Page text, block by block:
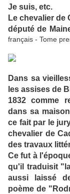
Je suis, etc.
Le chevalier de
député de
français - Tome
Dans sa
les assises de
1832 comme
dans sa
ce fait par le
chevalier de
des travaux
Ce fut à
qu'il traduisit
aussi laissé
poème de